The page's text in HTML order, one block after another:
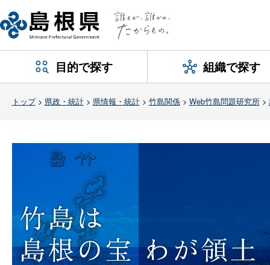
目的で探す 組織で探す
トップ> 県政・統計> 県情報・統計> 竹島関係> Web竹島問題研究所>